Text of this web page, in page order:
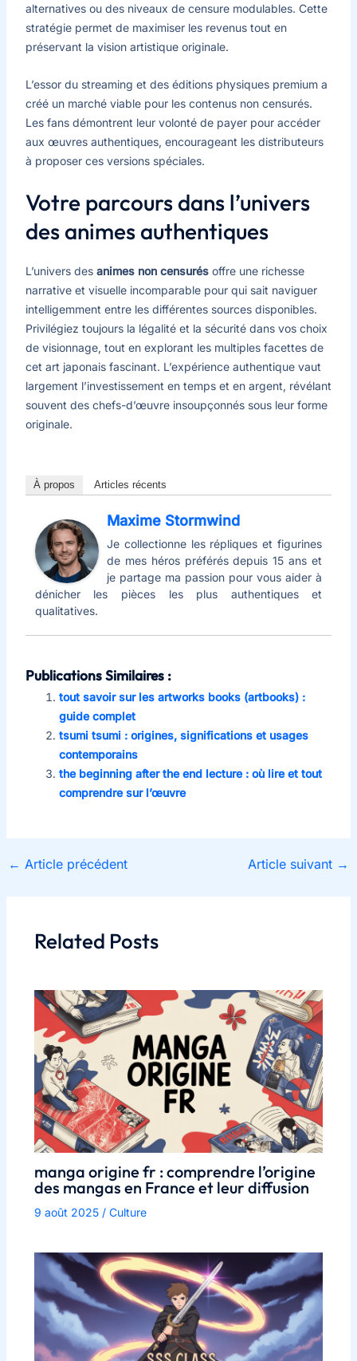
alternatives ou des niveaux de censure modulables. Cette
stratégie permet de maximiser les revenus tout en
préservant la vision artistique originale.
L’essor du streaming et des éditions physiques premium a
créé un marché viable pour les contenus non censurés.
Les fans démontrent leur volonté de payer pour accéder
aux œuvres authentiques, encourageant les distributeurs
à proposer ces versions spéciales.
Votre parcours dans l’univers
des animes authentiques
L’univers des animes non censurésoffre une richesse
narrative et visuelle incomparable pour qui sait naviguer
intelligemment entre les différentes sources disponibles.
Privilégiez toujours la légalité et la sécurité dans vos choix
de visionnage, tout en explorant les multiples facettes de
cet art japonais fascinant. L’expérience authentique vaut
largement l’investissement en temps et en argent, révélant
souvent des chefs-d’œuvre insoupçonnés sous leur forme
originale.
À propos Articles récents
Maxime Stormwind
Je collectionne les répliques et figurines
de mes héros préférés depuis 15 ans et
je partage ma passion pour vous aider à
dénicher les pièces les plus authentiques et
qualitatives.
Publications Similaires :
tout savoir sur les artworks books (artbooks) :
guide complet
tsumi tsumi : origines, significations et usages
contemporains
the beginning after the end lecture : où lire et tout
comprendre sur l’œuvre
← Article précédent Article suivant →
Related Posts
manga origine fr : comprendre l’origine
des mangas en France et leur diffusion
9 août 2025 / Culture